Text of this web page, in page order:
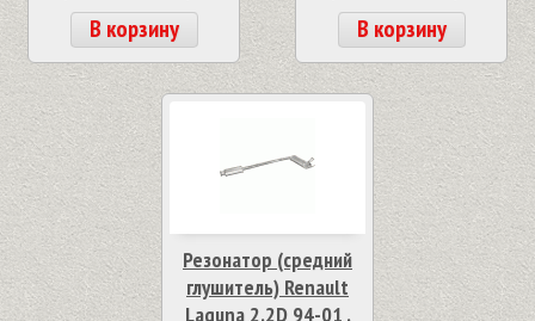
В корзину В корзину
Резонатор (средний
глушитель) Renault
Laguna 2.2D 94-01 .